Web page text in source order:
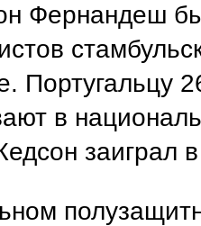
Фернандеш
Португальцу
в
заиграл